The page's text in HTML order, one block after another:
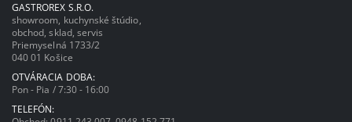
GASTROREX S.R.O.
showroom, kuchynské štúdio,
obchod, sklad, servis
Priemyselná 1733/2
040 01 Košice
OTVÁRACIA DOBA:
Pon - Pia / 7:30 - 16:00
TELEFÓN: